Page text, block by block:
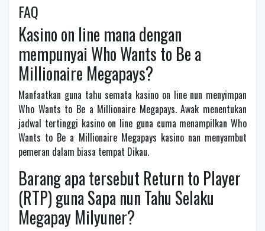
FAQ
Kasino on line mana dengan
mempunyai Who Wants to Be a
Millionaire Megapays?
Manfaatkan guna tahu semata kasino on line nun menyimpan
Who Wants to Be a Millionaire Megapays. Awak menentukan
jadwal tertinggi kasino on line guna cuma menampilkan Who
Wants to Be a Millionaire Megapays kasino nan menyambut
pemeran dalam biasa tempat Dikau.
Barang apa tersebut Return to Player
(RTP) guna Sapa nun Tahu Selaku
Megapay Milyuner?